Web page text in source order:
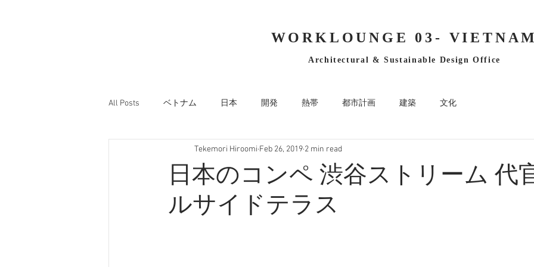
WORKLOUNGE 03- VIETNAM
Architectural & Sustainable Design Office
All Posts ベトナム 日本 開発 熱帯 都市計画 建築 文化
日本のコンペ 渋谷ストリーム 代
ルサイドテラス
Tekemori Hiroomi Feb 26, 2019 2 min read